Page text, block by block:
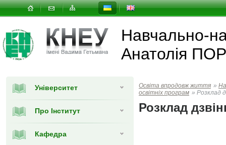
Навчально-
Анатолія
Університет
Про Інститут
Кафедра
Освіта впродовж життя »
освітніх програм » Розклад
Розклад